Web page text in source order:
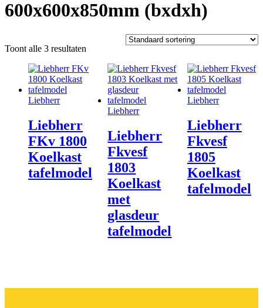
600x600x850mm (bxdxh)
Toont alle 3 resultaten
Liebherr
Liebherr
FKv 1800
Koelkast
tafelmodel
Liebherr
Liebherr
Fkvesf
1803
Koelkast
met
glasdeur
tafelmodel
Liebherr
Liebherr
Fkvesf
1805
Koelkast
tafelmodel